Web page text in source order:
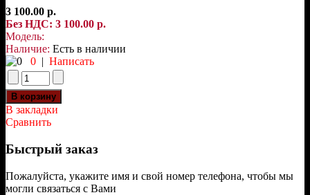
3 100.00 р.
Без НДС: 3 100.00 р.
Модель:
Наличие: Есть в наличии
0 | Написать
В закладки
Сравнить
Быстрый заказ
Пожалуйста, укажите имя и свой номер телефона, чтобы мы
могли связаться с Вами